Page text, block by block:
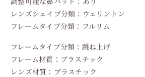
レンズシェイプ分類：ウェリントン
フレームタイプ分類：フルリム
フレームタイプ分類：跳ね上げ
フレーム材質：プラスチック
レンズ材質：プラスチック